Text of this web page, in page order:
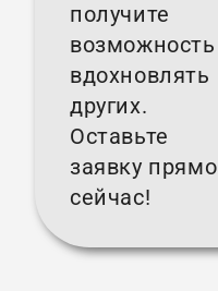
получите
возможность
вдохновлять
других.
Оставьте
заявку прямо
сейчас!